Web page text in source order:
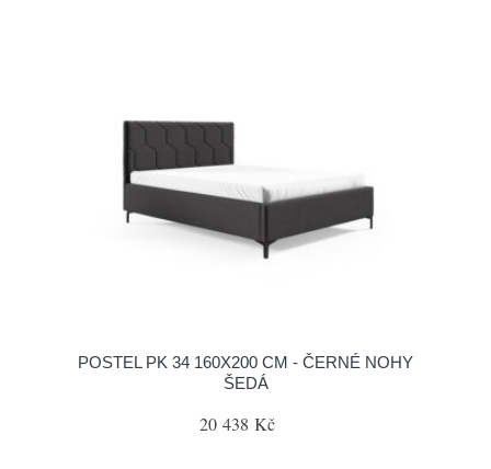
POSTEL PK 34 160X200 CM - ČERNÉ NOHY
ŠEDÁ
20 438 Kč